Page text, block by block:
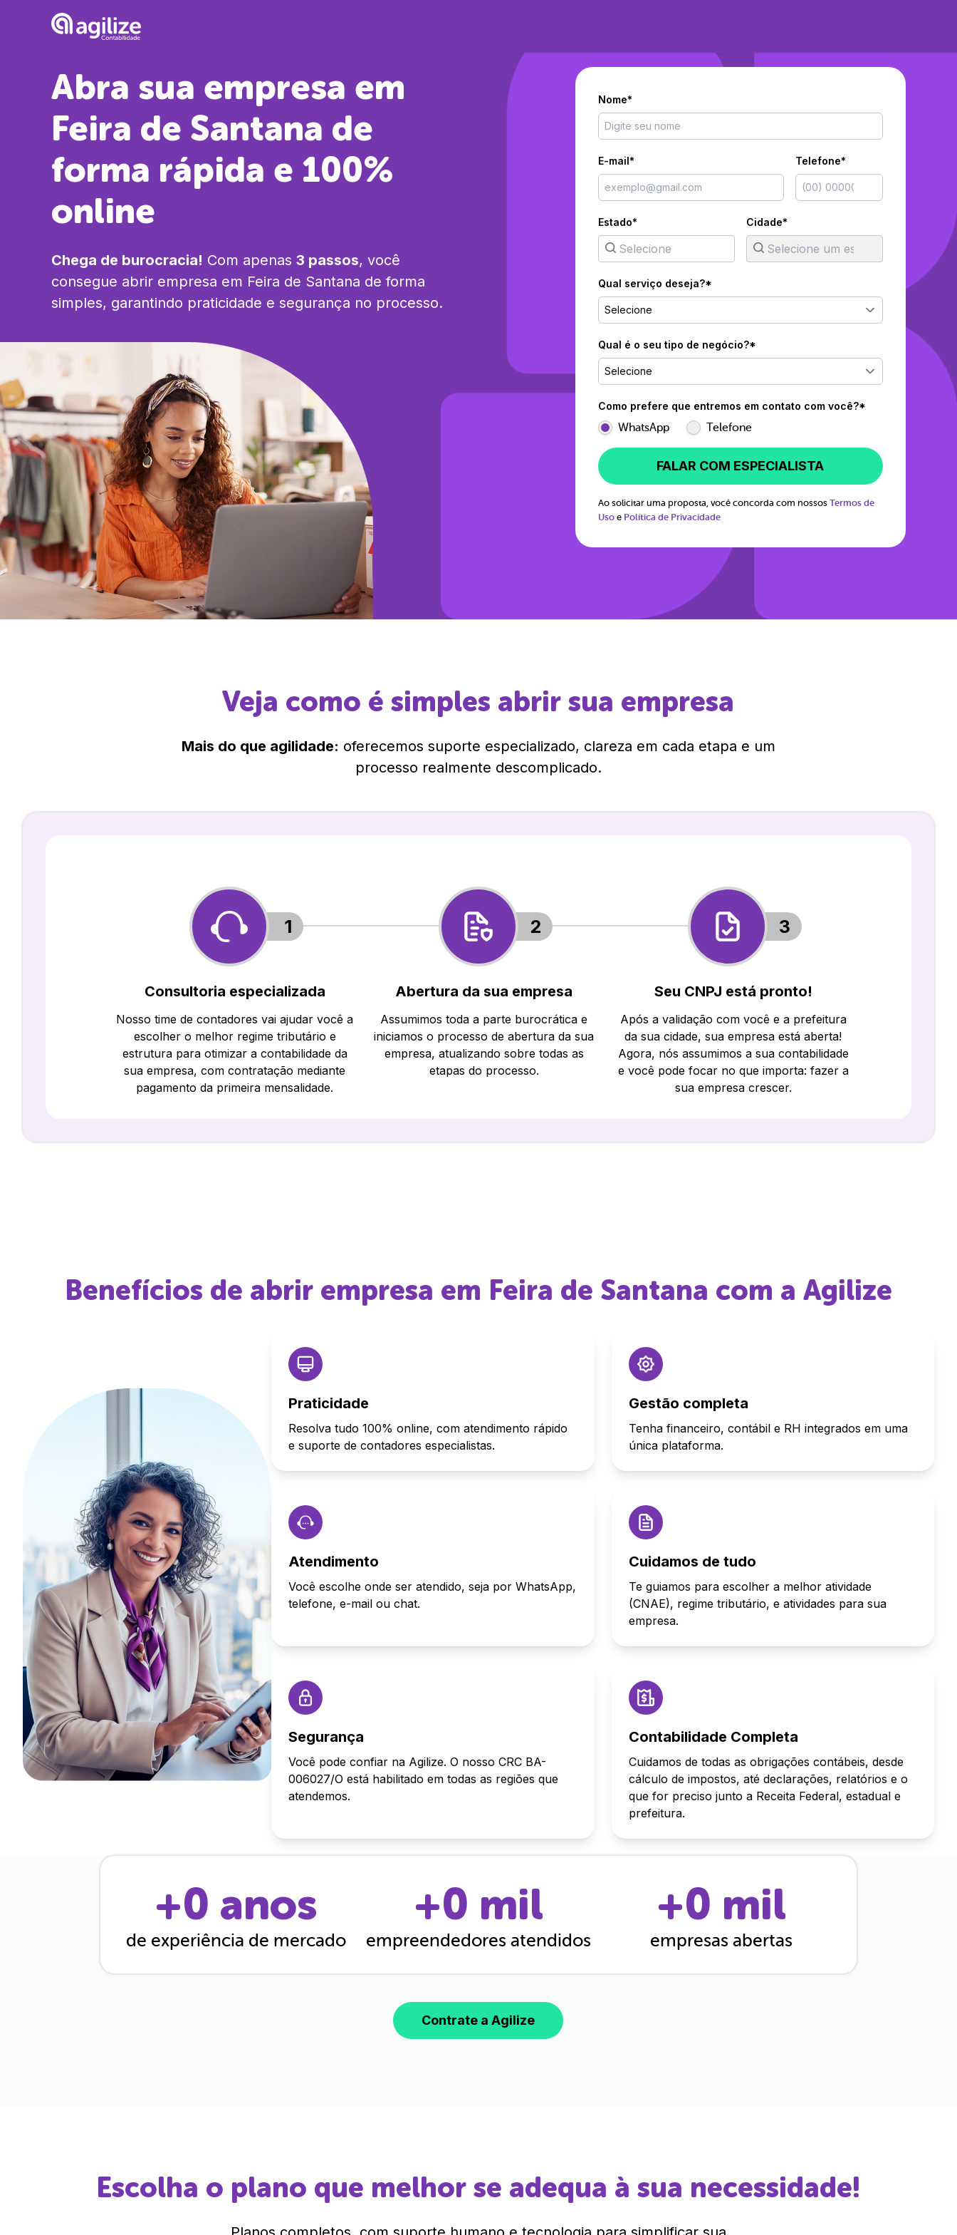
Abra sua empresa em
Feira de Santana de
forma rápida e 100%
online
Chega de burocracia! Com apenas 3 passos, você
consegue abrir empresa em Feira de Santana de forma
simples, garantindo praticidade e segurança no processo.
Nome*
E-mail* Telefone*
Estado* Cidade*
Qual serviço deseja?*
Selecione
Qual é o seu tipo de negócio?*
Selecione
Como prefere que entremos em contato com você?*
WhatsApp Telefone
FALAR COM ESPECIALISTA
Ao solicitar uma proposta, você concorda com nossos Termos de
Uso e Política de Privacidade
Veja como é simples abrir sua empresa
Mais do que agilidade: oferecemos suporte especializado, clareza em cada etapa e um
processo realmente descomplicado.
1
Consultoria especializada
Nosso time de contadores vai ajudar você a
escolher o melhor regime tributário e
estrutura para otimizar a contabilidade da
sua empresa, com contratação mediante
pagamento da primeira mensalidade.
2
Abertura da sua empresa
Assumimos toda a parte burocrática e
iniciamos o processo de abertura da sua
empresa, atualizando sobre todas as
etapas do processo.
3
Seu CNPJ está pronto!
Após a validação com você e a prefeitura
da sua cidade, sua empresa está aberta!
Agora, nós assumimos a sua contabilidade
e você pode focar no que importa: fazer a
sua empresa crescer.
Benefícios de abrir empresa em Feira de Santana com a Agilize
Praticidade
Resolva tudo 100% online, com atendimento rápido
e suporte de contadores especialistas.
Gestão completa
Tenha financeiro, contábil e RH integrados em uma
única plataforma.
Atendimento
Você escolhe onde ser atendido, seja por WhatsApp,
telefone, e-mail ou chat.
Cuidamos de tudo
Te guiamos para escolher a melhor atividade
(CNAE), regime tributário, e atividades para sua
empresa.
Segurança
Você pode confiar na Agilize. O nosso CRC BA-
006027/O está habilitado em todas as regiões que
atendemos.
Contabilidade Completa
Cuidamos de todas as obrigações contábeis, desde
cálculo de impostos, até declarações, relatórios e o
que for preciso junto a Receita Federal, estadual e
prefeitura.
+0 anos
de experiência de mercado
+0 mil
empreendedores atendidos
+0 mil
empresas abertas
Contrate a Agilize
Escolha o plano que melhor se adequa à sua necessidade!